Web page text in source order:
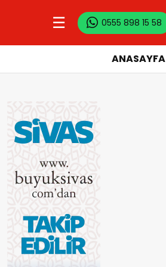
☰ 0555 898 15 58
ANASAYFA